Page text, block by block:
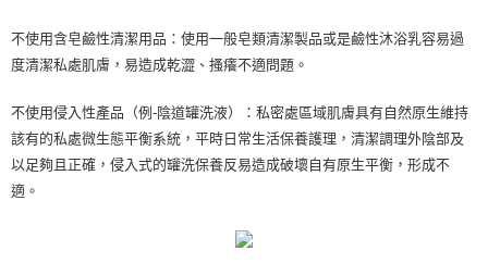
不使用含皂鹼性清潔用品：使用一般皂類清潔製品或是鹼性沐浴乳容易過
度清潔私處肌膚，易造成乾澀、搔癢不適問題。
不使用侵入性產品（例-陰道罐洗液）：私密處區域肌膚具有自然原生維持
該有的私處微生態平衡系統，平時日常生活保養護理，清潔調理外陰部及
以足夠且正確，侵入式的罐洗保養反易造成破壞自有原生平衡，形成不
適。